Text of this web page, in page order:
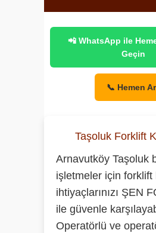
📲 WhatsApp ile
Geçin
📞 Hemen
Taşoluk Forklift
Arnavutköy Taşoluk
işletmeler için forklift
ihtiyaçlarınızı ŞEN
ile güvenle
Operatörlü ve